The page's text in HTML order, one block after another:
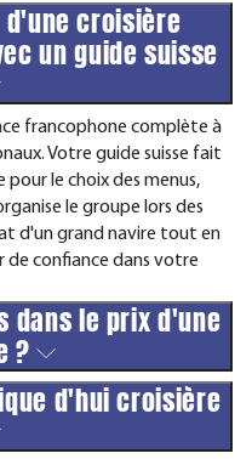
croisière
un guide suisse
francophone complète à
Votre guide suisse fait
pour le choix des menus,
le groupe lors des
d'un grand navire tout en
confiance dans votre
dans le prix d'une
?
d'hui croisière